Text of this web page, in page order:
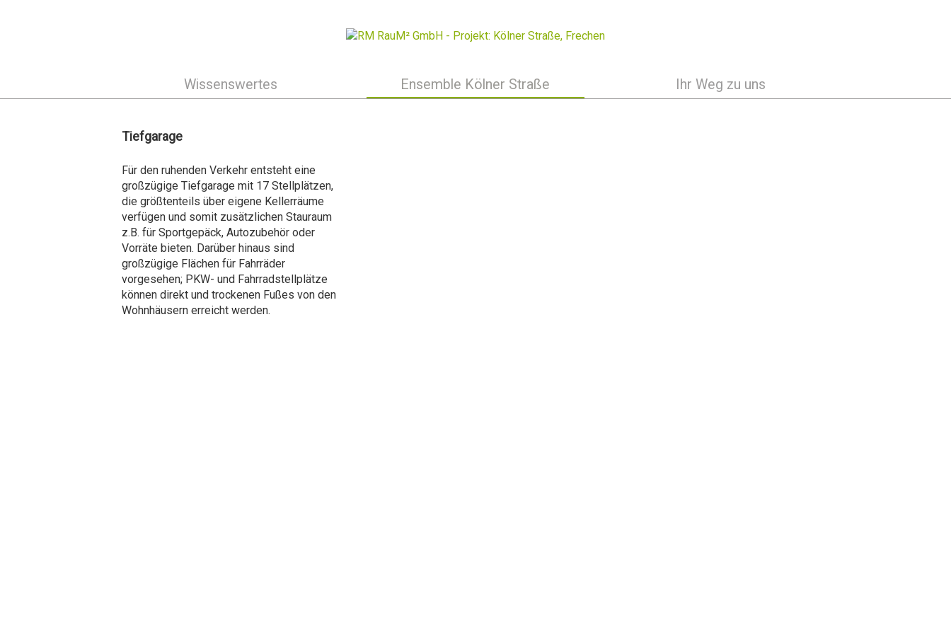
Wissenswertes Ensemble Kölner Straße Ihr Weg zu uns
Tiefgarage
Für den ruhenden Verkehr entsteht eine
großzügige Tiefgarage mit 17 Stellplätzen,
die größtenteils über eigene Kellerräume
verfügen und somit zusätzlichen Stauraum
z.B. für Sportgepäck, Autozubehör oder
Vorräte bieten. Darüber hinaus sind
großzügige Flächen für Fahrräder
vorgesehen; PKW- und Fahrradstellplätze
können direkt und trockenen Fußes von den
Wohnhäusern erreicht werden.